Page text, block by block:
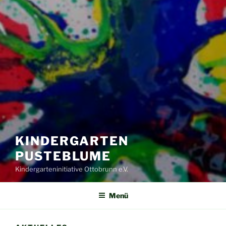
KINDERGARTEN
PUSTEBLUME
Kindergarteninitiative Ottobrunn e.V.
Menü